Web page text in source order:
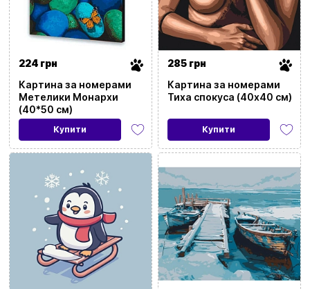
224 грн
Картина за номерами
Метелики Монархи
(40*50 см)
Купити
285 грн
Картина за номерами
Тиха спокуса (40x40 см)
Купити